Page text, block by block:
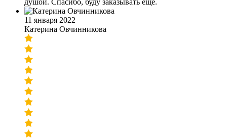
11 января 2022
Катерина Овчинникова